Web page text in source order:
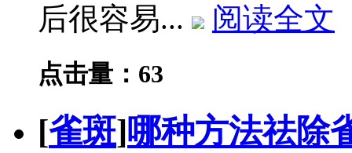
后很容易...
阅读全文
点击量：63
[雀斑]哪种方法祛除